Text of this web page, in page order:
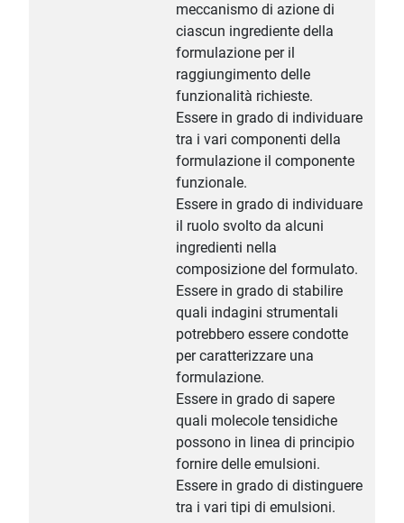
meccanismo di azione di
ciascun ingrediente della
formulazione per il
raggiungimento delle
funzionalità richieste.
Essere in grado di individuare
tra i vari componenti della
formulazione il componente
funzionale.
Essere in grado di individuare
il ruolo svolto da alcuni
ingredienti nella
composizione del formulato.
Essere in grado di stabilire
quali indagini strumentali
potrebbero essere condotte
per caratterizzare una
formulazione.
Essere in grado di sapere
quali molecole tensidiche
possono in linea di principio
fornire delle emulsioni.
Essere in grado di distinguere
tra i vari tipi di emulsioni.